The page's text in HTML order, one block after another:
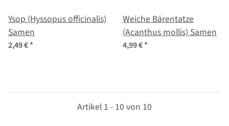
Ysop (Hyssopus officinalis)
Samen
2,49 €*
Weiche Bärentatze
(Acanthus mollis) Samen
4,99 €*
Artikel 1 - 10 von 10